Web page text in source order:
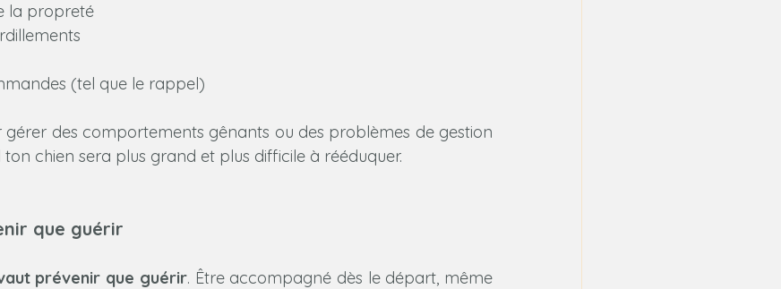
la propreté
(tel que le rappel)
gérer des comportements gênants ou des problèmes de gestion
chien sera plus grand et plus difficile à rééduquer.
que guérir
prévenir que guérir. Être accompagné dès le départ, même